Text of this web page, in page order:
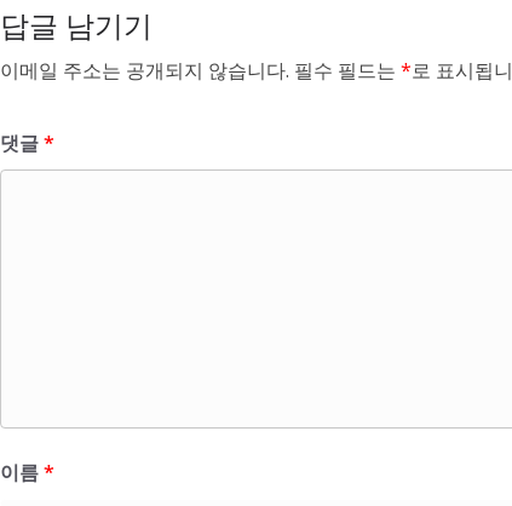
답글 남기기
이메일 주소는 공개되지 않습니다. 필수 필드는 *로 표시됩
댓글*
이름*